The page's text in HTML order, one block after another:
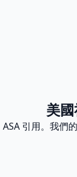
美
引用。我們